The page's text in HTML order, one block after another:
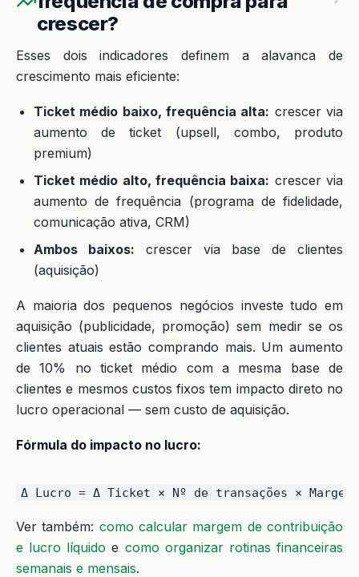
crescer?
Esses dois indicadores definem a alavanca de
crescimento mais eficiente:
Ticket médio baixo, frequência alta: crescer via
aumento de ticket (upsell, combo, produto
premium)
Ticket médio alto, frequência baixa: crescer via
aumento de frequência (programa de fidelidade,
comunicação ativa, CRM)
Ambos baixos: crescer via base de clientes
(aquisição)
A maioria dos pequenos negócios investe tudo em
aquisição (publicidade, promoção) sem medir se os
clientes atuais estão comprando mais. Um aumento
de 10% no ticket médio com a mesma base de
clientes e mesmos custos fixos tem impacto direto no
lucro operacional — sem custo de aquisição.
Fórmula do impacto no lucro:
Ver também: como calcular margem de contribuição
e lucro líquido e como organizar rotinas financeiras
semanais e mensais.